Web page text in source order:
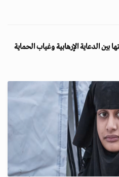
الدعاية الإرهابية وغياب الحماية